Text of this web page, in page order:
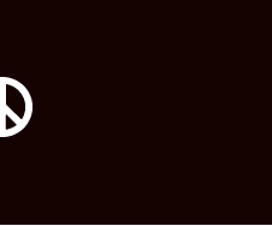
содержимому